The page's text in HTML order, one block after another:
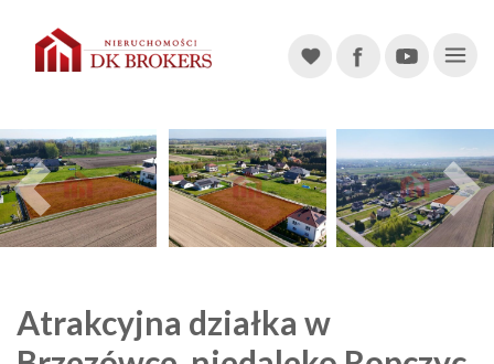
Main Navigation
Previous
Atrakcyjna działka w